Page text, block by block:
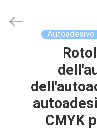
PRODOTTI
supplier.
Copyright
CMYK